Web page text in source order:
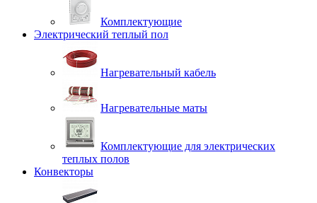
Комплектующие
Электрический теплый пол
Нагревательный кабель
Нагревательные маты
Комплектующие для электрических
теплых полов
Конвекторы